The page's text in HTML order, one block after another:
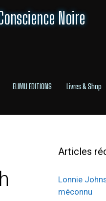
Noire
ELIMU EDITIONS Livres & Shop
Articles
Lonnie
méconnu